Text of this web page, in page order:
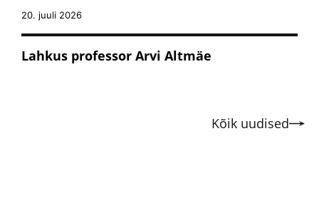
20. juuli 2026
Lahkus professor Arvi Altmäe
Kõik uudised